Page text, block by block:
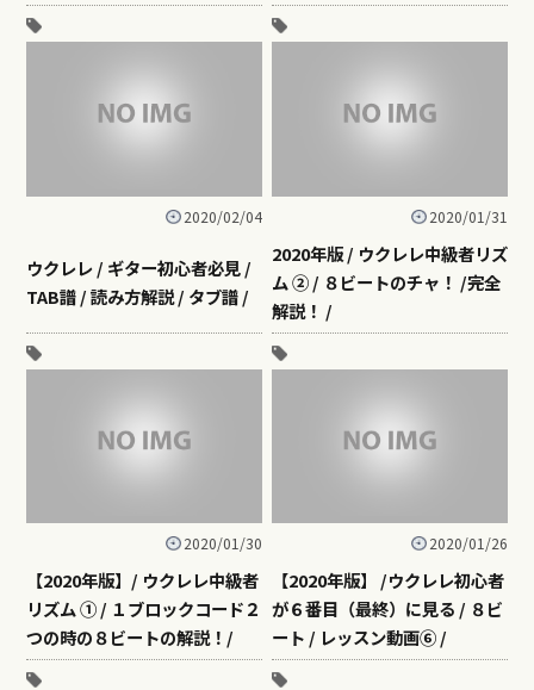
2020/02/04
ウクレレ / ギター初心者必見 /
TAB譜 / 読み方解説 / タブ譜 /
2020/01/31
2020年版 / ウクレレ中級者リズ
ム ② / ８ビートのチャ！ /完全
解説！ /
2020/01/30
【2020年版】/ ウクレレ中級者
リズム ① / １ブロックコード２
つの時の８ビートの解説！/
2020/01/26
【2020年版】 /ウクレレ初心者
が６番目（最終）に見る / ８ビ
ート / レッスン動画⑥ /